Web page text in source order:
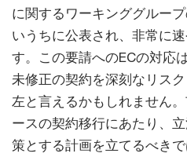
に関するワーキンググルー
いうちに公表され、非常に
す。この要請へのECの対応
未修正の契約を深刻なリス
左と言えるかもしれません
ースの契約移行にあたり、
策とする計画を立てるべき